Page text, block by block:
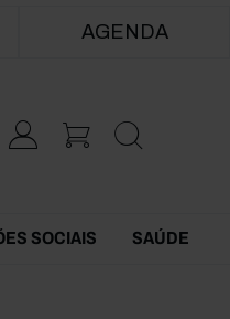
AGENDA
SOCIAIS SAÚDE